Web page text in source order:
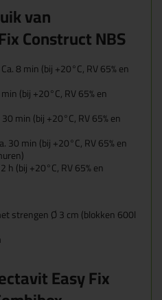
van
Construct NBS
8 min (bij +20°C, RV 65% en
(bij +20°C, RV 65% en
min (bij +20°C, RV 65% en
30 min (bij +20°C, RV 65% en
h (bij +20°C, RV 65% en
strengen Ø 3 cm (blokken 600l
Easy Fix